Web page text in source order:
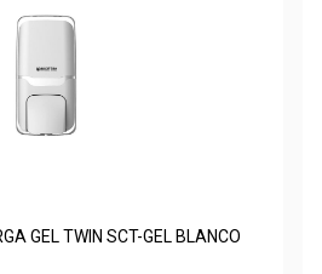
GEL TWIN SCT-GEL BLANCO